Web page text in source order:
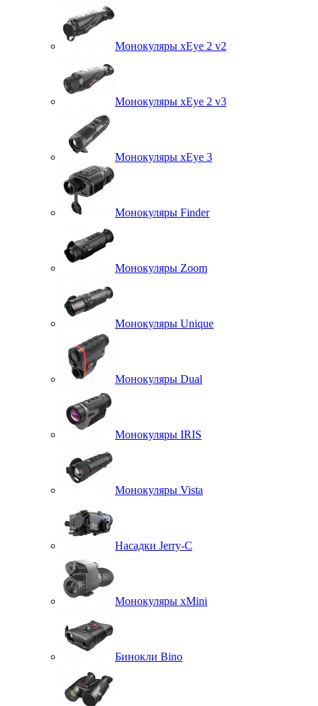
Монокуляры xEye 2 v2
Монокуляры xEye 2 v3
Монокуляры xEye 3
Монокуляры Finder
Монокуляры Zoom
Монокуляры Unique
Монокуляры Dual
Монокуляры IRIS
Монокуляры Vista
Насадки Jerry-C
Монокуляры xMini
Бинокли Bino